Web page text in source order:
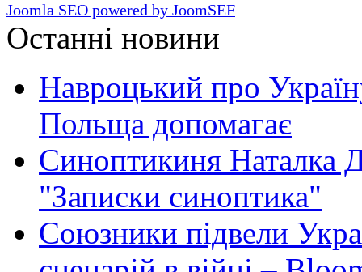
Joomla SEO powered by JoomSEF
Останні новини
Навроцький про
Польща допомагає
Синоптикиня Наталка
"Записки синоптика"
Союзники підвели